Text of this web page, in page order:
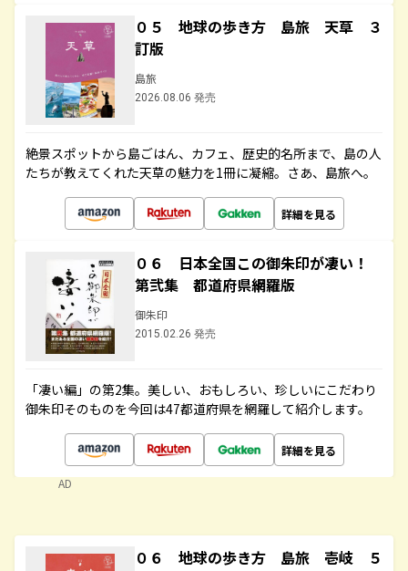
０５ 地球の歩き方 島旅 天草 ３
訂版
島旅
2026.08.06 発売
絶景スポットから島ごはん、カフェ、歴史的名所まで、島の人
たちが教えてくれた天草の魅力を1冊に凝縮。さあ、島旅へ。
詳細を見る
０６ 日本全国この御朱印が凄い！
第弐集 都道府県網羅版
御朱印
2015.02.26 発売
「凄い編」の第2集。美しい、おもしろい、珍しいにこだわり
御朱印そのものを今回は47都道府県を網羅して紹介します。
詳細を見る
AD
０６ 地球の歩き方 島旅 壱岐 ５